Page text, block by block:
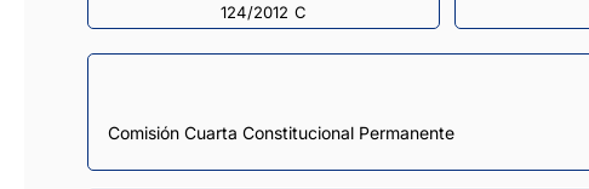
124/2012 C
Comisión Cuarta Constitucional Permanente